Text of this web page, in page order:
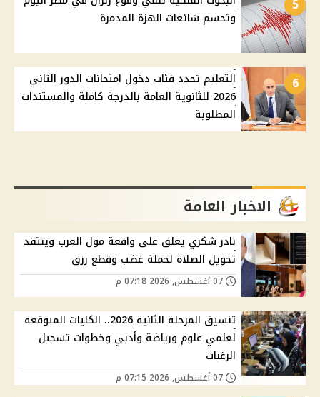
5
وتحسم شائعات الهزة المدمرة
6
التعليم تحدد فئات دخول امتحانات الدور الثاني
2026 للثانوية العامة بالدرجة كاملة والمستندات
المطلوبة
الاخبار العامة
نادر شكري يعلق على واقعة مول العرب وينتقد
تحويل الصلاة لحملة غضب وقطع رزق
تنسيق المرحلة الثانية 2026.. الكليات المتوقعة
لعلمي علوم ورياضة وأدبي وخطوات تسجيل
الرغبات